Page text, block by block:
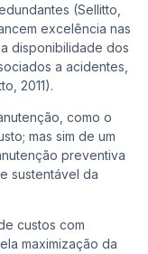
(Sellitto,
excelência nas
disponibilidade dos
a acidentes,
2011).
como o
mas sim de um
preventiva
sustentável da
custos com
maximização da